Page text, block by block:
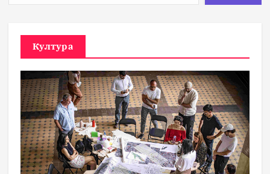
Култура